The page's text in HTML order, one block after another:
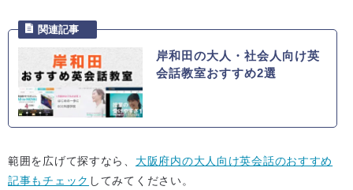
岸和田の大人・社会人向け英
会話教室おすすめ2選
範囲を広げて探すなら、 大阪府内の大人向け英会話のおすすめ
記事もチェック してみてください。